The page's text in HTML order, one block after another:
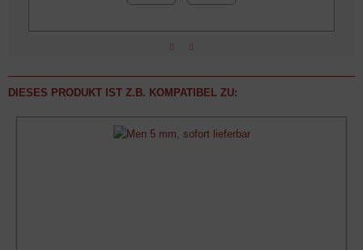
DIESES PRODUKT IST Z.B. KOMPATIBEL ZU: